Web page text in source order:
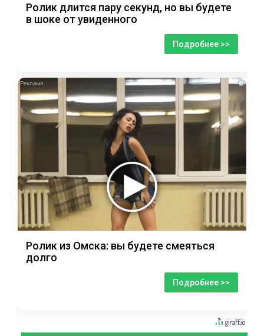
Ролик длится пару секунд, но вы будете
в шоке от увиденного
Подробнее >>
i
Ролик из Омска: вы будете смеяться
долго
Подробнее >>